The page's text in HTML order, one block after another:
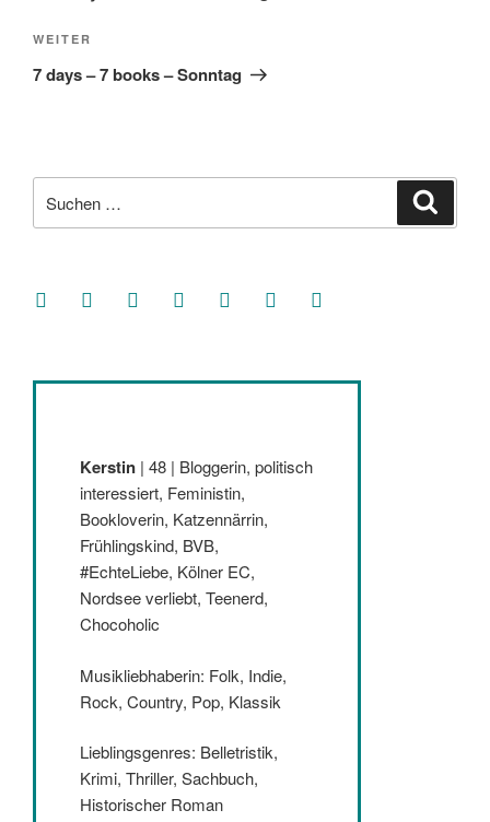
Nächster
Beitrag
WEITER
7 days – 7 books – Sonntag
nach:
facebooksoundcloud
twitter mastodoninstagramthreads goodreads
Kerstin | 48 | Bloggerin, politisch
interessiert, Feministin,
Bookloverin, Katzennärrin,
Frühlingskind, BVB,
#EchteLiebe, Kölner EC,
Nordsee verliebt, Teenerd,
Chocoholic
Musikliebhaberin: Folk, Indie,
Rock, Country, Pop, Klassik
Lieblingsgenres: Belletristik,
Krimi, Thriller, Sachbuch,
Historischer Roman